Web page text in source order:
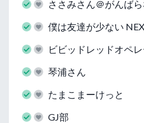
ささみさん＠がんば
僕は友達が少ない
ビビッドレッドオペ
琴浦さん
たまこまーけっと
GJ部